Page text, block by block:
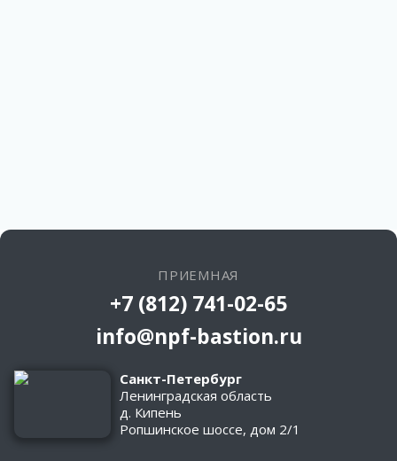
ПРИЕМНАЯ
+7 (812) 741-02-65
info@npf-bastion.ru
Санкт-Петербург
Ленинградская область
д. Кипень
Ропшинское шоссе, дом 2/1